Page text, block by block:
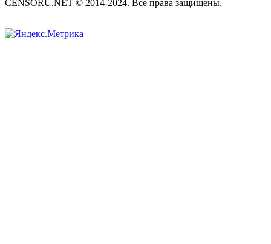
CENSORU.NET © 2014-2024. Все права защищены.